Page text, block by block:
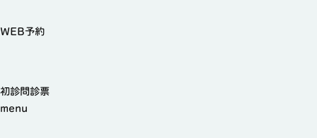
WEB予約
初診問診票
menu